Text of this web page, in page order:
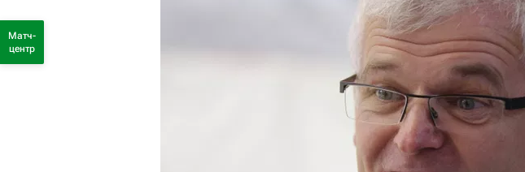
Матч-
центр